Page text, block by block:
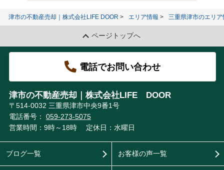
津市の不動産売却｜株式会社LIFE DOOR エリア情報 三重県津市のエリア
ページトップへ
電話でお問い合わせ
津市の不動産売却｜株式会社LIFE DOOR
〒514-0032 三重県津市中央9番1号
電話番号： 059-273-5075
営業時間：9時～18時
定休日：水曜日
ブログ一覧 お客様の声一覧